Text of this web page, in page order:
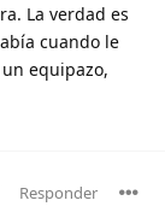
La verdad es
cuando le
equipazo,
Responder